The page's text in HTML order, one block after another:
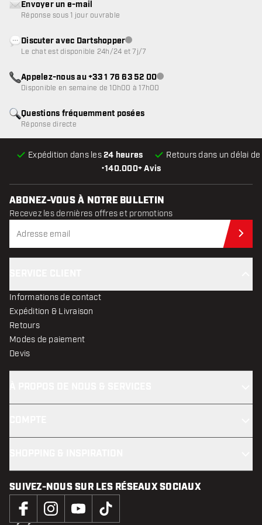
•140.000+ Avis
Expédition dans les24 heures Retours dans un délai de
Questions fréquemment posées
Réponse directe
Envoyer un e-mail
Réponse sous 1 jour ouvrable
Discuter avec DartshopperService client indisponible
Le chat est disponible 24h/24 et 7j/7
Appelez-nous au +33 1 76 63 52 00Service client indisponible
Disponible en semaine de 10h00 à 17h00
ABONEZ-VOUS À NOTRE BULLETIN
Recevez les dernières offres et promotions
Informations de contact
Expédition & Livraison
Retours
Modes de paiement
Devis
SUIVEZ-NOUS SUR LES RÉSEAUX SOCIAUX